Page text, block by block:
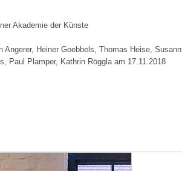
Akademie der Künste
Heiner Goebbels, Thomas Heise, Susann
Paul Plamper, Kathrin Röggla am 17.11.2018